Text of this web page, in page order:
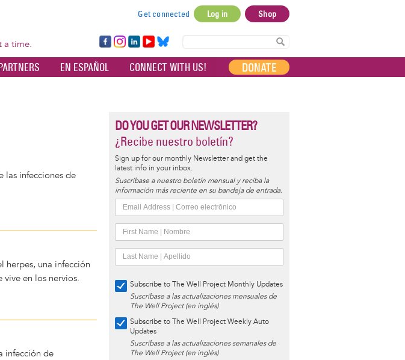
content
a time.
account
menu
Get connected Log in Shop
Fa
ce
bo
Ins
ta
Lin
ke
dI
Yo
uT
ub
Bl
ue
sky
EN ESPAÑOL CONNECT WITH US! DONATE
las infecciones de
herpes, una infección
vive en los nervios.
infección de
DO YOU GET OUR NEWSLETTER?
¿Recibe nuestro boletín?
Sign up for our monthly Newsletter and get the
latest info in your inbox.
Suscríbase a nuestro boletín mensual y reciba la
información más reciente en su bandeja de entrada.
Subscribe to The Well Project Monthly Updates
Suscríbase a las actualizaciones mensuales de
The Well Project (en inglés)
Subscribe to The Well Project Weekly Auto
Updates
Suscríbase a las actualizaciones semanales de
The Well Project (en inglés)